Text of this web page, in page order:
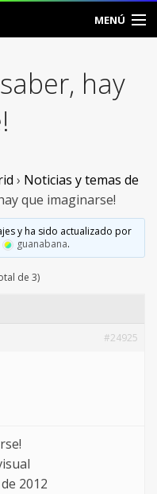
MENÚ
hay
› Noticias y temas de
que imaginarse!
y ha sido actualizado por
guanabana.
de 3)
#24925
2012